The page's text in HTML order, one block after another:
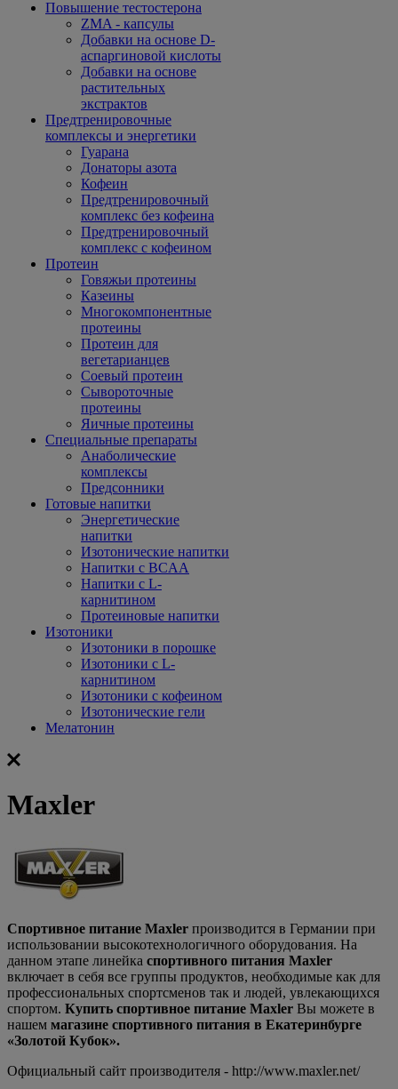
Повышение тестостерона
ZMA - капсулы
Добавки на основе D-
аспаргиновой кислоты
Добавки на основе
растительных
экстрактов
Предтренировочные
комплексы и энергетики
Гуарана
Донаторы азота
Кофеин
Предтренировочный
комплекс без кофеина
Предтренировочный
комплекс с кофеином
Протеин
Говяжьи протеины
Казеины
Многокомпонентные
протеины
Протеин для
вегетарианцев
Соевый протеин
Сывороточные
протеины
Яичные протеины
Специальные препараты
Анаболические
комплексы
Предсонники
Готовые напитки
Энергетические
напитки
Изотонические напитки
Напитки с BCAA
Напитки с L-
карнитином
Протеиновые напитки
Изотоники
Изотоники в порошке
Изотоники с L-
карнитином
Изотоники с кофеином
Изотонические гели
Мелатонин
Maxler
Спортивное питание Maxler производится в Германии при
использовании высокотехнологичного оборудования. На
данном этапе линейка спортивного питания Maxler
включает в себя все группы продуктов, необходимые как для
профессиональных спортсменов так и людей, увлекающихся
спортом. Купить спортивное питание Maxler Вы можете в
нашем магазине спортивного питания в Екатеринбурге
«Золотой Кубок».
Официальный сайт производителя - http://www.maxler.net/